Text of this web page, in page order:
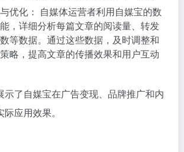
优化： 自媒体运营者利用自媒宝的数
，详细分析每篇文章的阅读量、转发
等数据。通过这些数据，及时调整和
略，提高文章的传播效果和用户互动
示了自媒宝在广告变现、品牌推广和内
应用效果。